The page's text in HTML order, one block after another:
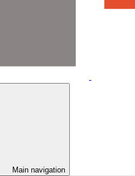
Main navigation